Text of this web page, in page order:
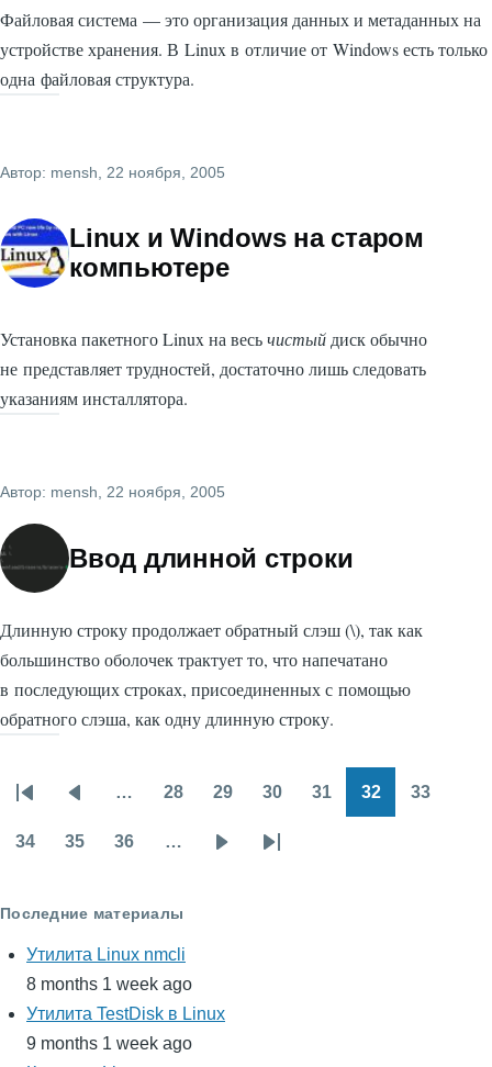
Файловая система — это организация данных и метаданных на
устройстве хранения. В Linux в отличие от Windows есть только
одна файловая структура.
Автор: mensh , 22 ноября, 2005
Linux и Windows на старом
компьютере
Установка пакетного Linux на весьчистыйдиск обычно
не представляет трудностей, достаточно лишь следовать
указаниям инсталлятора.
Автор: mensh, 22 ноября, 2005
Ввод длинной строки
Длинную строку продолжает обратный слэш (\), так как
большинство оболочек трактует то, что напечатано
в последующих строках, присоединенных с помощью
обратного слэша, как одну длинную строку.
Нумерация
страниц
Первая
страница
Предыдущая
страница
… 28 29 30 31 32 33
34 35 36 …
СледующаяПоследняя
Последние материалы
Утилита Linux nmcli
8 months 1 week ago
Утилита TestDisk в Linux
9 months 1 week ago